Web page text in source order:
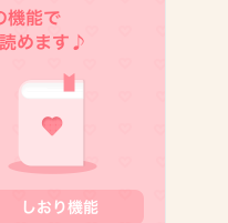
+17
え派なので吹き替え放